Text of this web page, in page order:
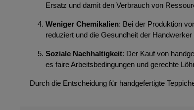
Ersatz und damit den Verbrauch von
Weniger Chemikalien: Bei der Produktion
reduziert und die Gesundheit der
Soziale Nachhaltigkeit: Der Kauf von
es faire Arbeitsbedingungen und gerechte
Durch die Entscheidung für handgefertigte